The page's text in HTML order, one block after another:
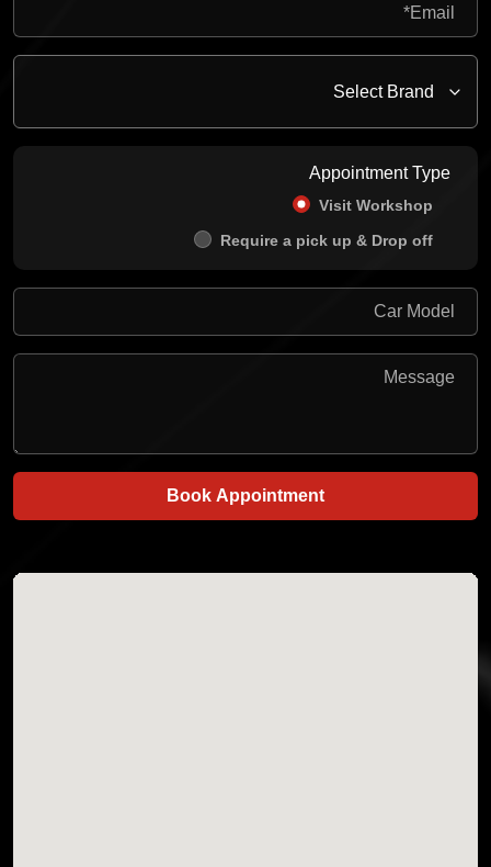
Appointment Type
Visit Workshop
Require a pick up & Drop off
Book Appointment